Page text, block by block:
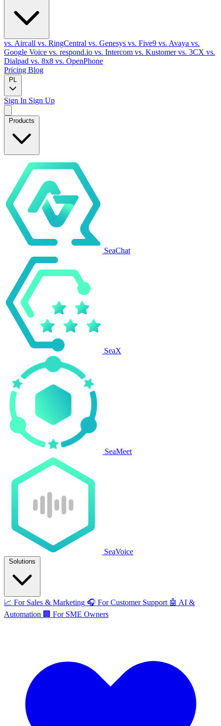
vs. Aircall vs. RingCentral vs. Genesys vs. Five9 vs. Avaya vs.
Google Voice vs. respond.io vs. Intercom vs. Kustomervs. 3CX vs.
Dialpad vs. 8x8 vs. OpenPhone
Pricing Blog
PL
Sign In Sign Up
Products
SeaChat
SeaX
SeaMeet
SeaVoice
Solutions
📈 For Sales & Marketing 🎧 For Customer Support 🤖 AI &
Automation 🏢 For SME Owners